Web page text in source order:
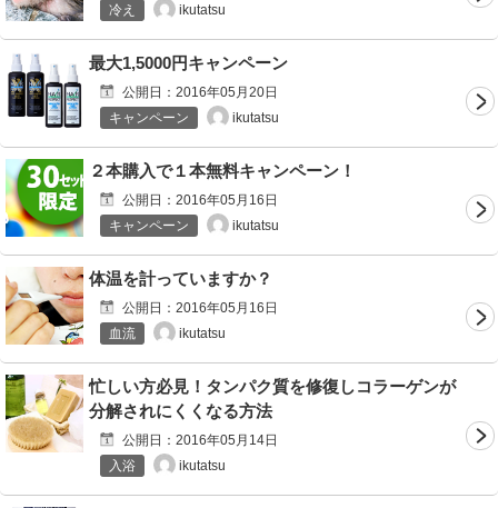
冷え
ikutatsu
最大1,5000円キャンペーン
公開日： 2016年05月20日
キャンペーン
ikutatsu
２本購入で１本無料キャンペーン！
公開日： 2016年05月16日
キャンペーン
ikutatsu
体温を計っていますか？
公開日： 2016年05月16日
血流
ikutatsu
忙しい方必見！タンパク質を修復しコラーゲンが
分解されにくくなる方法
公開日： 2016年05月14日
入浴
ikutatsu